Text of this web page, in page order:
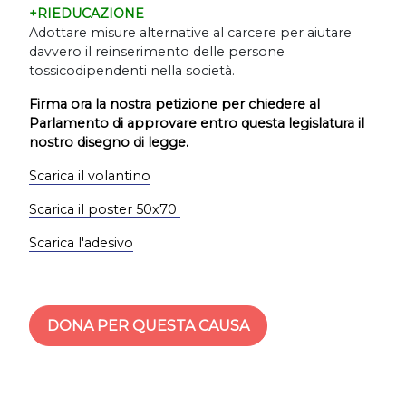
+RIEDUCAZIONE
Adottare misure alternative al carcere per aiutare
davvero il reinserimento delle persone
tossicodipendenti nella società.
Firma ora la nostra petizione per chiedere al
Parlamento di approvare entro questa legislatura il
nostro disegno di legge.
Scarica il volantino
Scarica il poster 50x70
Scarica l'adesivo
DONA PER QUESTA CAUSA